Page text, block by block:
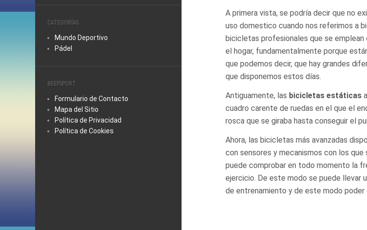
CATEGORÍAS
Mundo Deportivo
Pádel
BEEPSPORT
Formulario de Contacto
Mapa del Sitio
Política de Privacidad
Política de Cookies
A primera vista, se podría decir que no
uso domestico cuando nos referimos a
bicicletas profesionales que se emplean
el hogar, fundamentalmente porque
que podemos decir, que hay grandes
que disponemos estos días.
Antiguamente, las bicicletas estáticas
cuadro carente de ruedas en el que el
rosca que se giraba hasta conseguir el
Ahora, las bicicletas más avanzadas
con sensores y mecanismos con los
puede comprobar en todo momento la
ejercicio. De este modo se puede llevar
de entrenamiento y de este modo